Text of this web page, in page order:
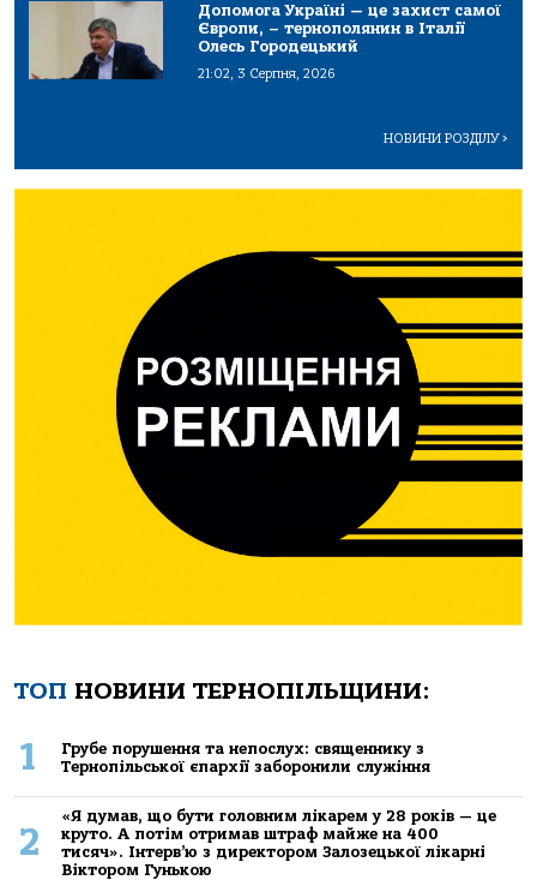
Допомога Україні — це захист самої
Європи, – тернополянин в Італії
Олесь Городецький
21:02, 3 Серпня, 2026
НОВИНИ РОЗДІЛУ>
ТОП НОВИНИ ТЕРНОПІЛЬЩИНИ:
1
Грубе порушення та непослух: священнику з
Тернопільської єпархії заборонили служіння
2
«Я думав, що бути головним лікарем у 28 років — це
круто. А потім отримав штраф майже на 400
тисяч». Інтерв’ю з директором Залозецької лікарні
Віктором Гунькою